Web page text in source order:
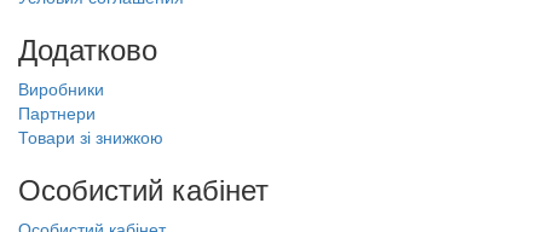
Додатково
Виробники
Партнери
Товари зі знижкою
Особистий кабінет